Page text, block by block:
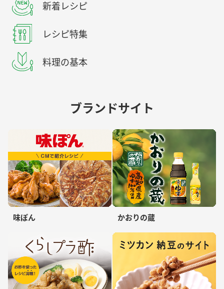
新着レシピ
レシピ特集
料理の基本
ブランドサイト
味ぽん かおりの蔵